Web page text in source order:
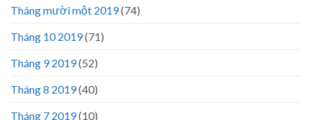
Tháng mười một 2019(74)
Tháng 10 2019(71)
Tháng 9 2019(52)
Tháng 8 2019(40)
Tháng 7 2019(10)